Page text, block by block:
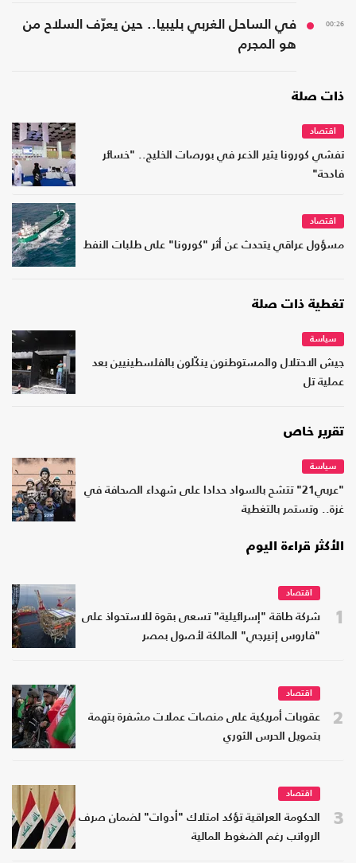
00:26
في الساحل الغربي بليبيا.. حين يعرّف السلاح من
هو المجرم
ذات صلة
اقتصاد
تفشي كورونا يثير الذعر في بورصات الخليج.. "خسائر
فادحة"
اقتصاد
مسؤول عراقي يتحدث عن أثر "كورونا" على طلبات النفط
تغطية ذات صلة
سياسة
جيش الاحتلال والمستوطنون ينكّلون بالفلسطينيين بعد
عملية تل
تقرير خاص
سياسة
"عربي21" تتشح بالسواد حدادا على شهداء الصحافة في
غزة.. وتستمر بالتغطية
الأكثر قراءة اليوم
1
اقتصاد
شركة طاقة "إسرائيلية" تسعى بقوة للاستحواذ على
"فاروس إنيرجي" المالكة لأصول بمصر
2
اقتصاد
عقوبات أمريكية على منصات عملات مشفرة بتهمة
بتمويل الحرس الثوري
3
اقتصاد
الحكومة العراقية تؤكد امتلاك "أدوات" لضمان صرف
الرواتب رغم الضغوط المالية